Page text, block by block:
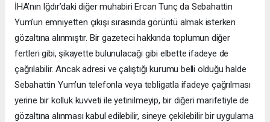
İHA’nın Iğdır’daki diğer muhabiri Ercan Tunç da Sebahattin
Yum’un emniyetten çıkışı sırasında görüntü almak isterken
gözaltına alınmıştır. Bir gazeteci hakkında toplumun diğer
fertleri gibi, şikayette bulunulacağı gibi elbette ifadeye de
çağrılabilir. Ancak adresi ve çalıştığı kurumu belli olduğu halde
Sebahattin Yum’un telefonla veya tebligatla ifadeye çağrılması
yerine bir kolluk kuvveti ile yetinilmeyip, bir diğeri marifetiyle de
gözaltına alınması kabul edilebilir, sineye çekilebilir bir uygulama